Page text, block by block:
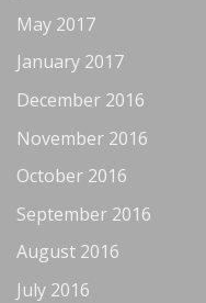
May 2017
January 2017
December 2016
November 2016
October 2016
September 2016
August 2016
July 2016